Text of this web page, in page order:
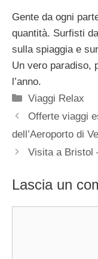
Gente da ogni
quantità. Surfisti
sulla spiaggia e
Un vero paradiso,
l’anno.
Categorie
Viaggi Relax
Offerte viaggi
dell’Aeroporto di
Visita a Bristol
Lascia un